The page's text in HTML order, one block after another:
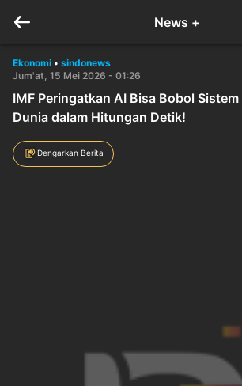
News +
Ekonomi • sindonews
Jum'at, 15 Mei 2026 - 01:26
IMF Peringatkan AI Bisa Bobol
Dunia dalam Hitungan Detik!
Dengarkan Berita